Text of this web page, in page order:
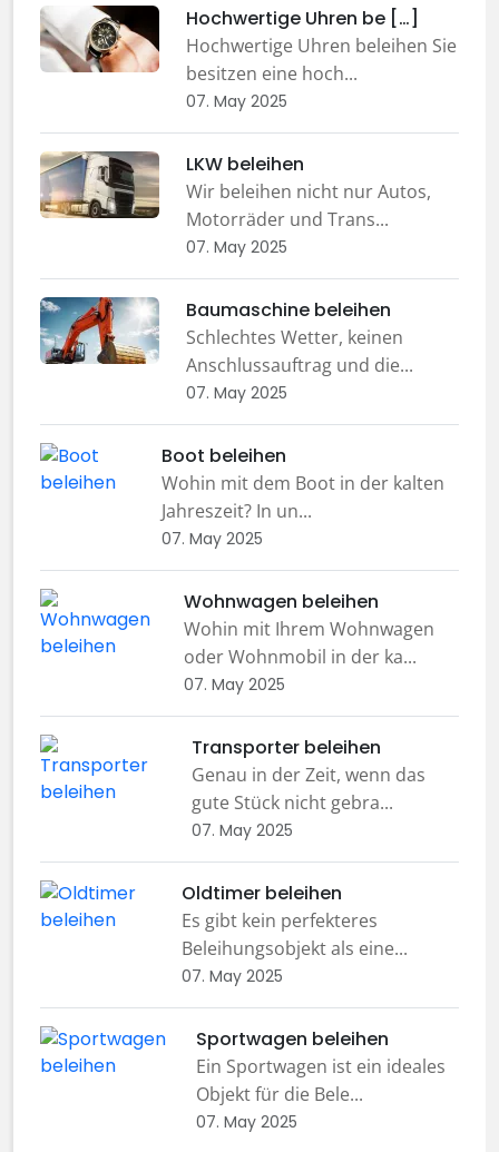
Hochwertige Uhren be […]
Hochwertige Uhren beleihen Sie
besitzen eine hoch...
07. May 2025
LKW beleihen
Wir beleihen nicht nur Autos,
Motorräder und Trans...
07. May 2025
Baumaschine beleihen
Schlechtes Wetter, keinen
Anschlussauftrag und die...
07. May 2025
Boot beleihen
Wohin mit dem Boot in der kalten
Jahreszeit? In un...
07. May 2025
Wohnwagen beleihen
Wohin mit Ihrem Wohnwagen
oder Wohnmobil in der ka...
07. May 2025
Transporter beleihen
Genau in der Zeit, wenn das
gute Stück nicht gebra...
07. May 2025
Oldtimer beleihen
Es gibt kein perfekteres
Beleihungsobjekt als eine...
07. May 2025
Sportwagen beleihen
Ein Sportwagen ist ein ideales
Objekt für die Bele...
07. May 2025